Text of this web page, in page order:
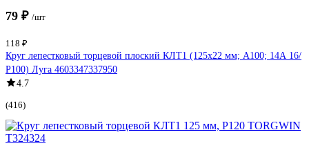
79 ₽ /шт
118 ₽
Круг лепестковый торцевой плоский КЛТ1 (125х22 мм; А100; 14А 16/
Р100) Луга 4603347337950
4.7
(416)